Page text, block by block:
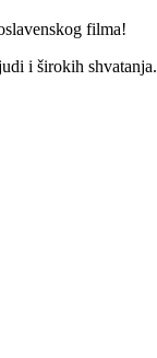
filma!
i širokih shvatanja.